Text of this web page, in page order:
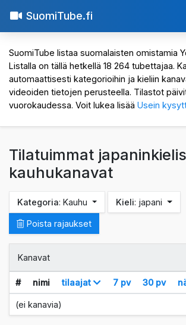
SuomiTube.fi
SuomiTube listaa suomalaisten omistamia
Listalla on tällä hetkellä 18 264 tubettajaa.
automaattisesti kategorioihin ja kieliin
videoiden tietojen perusteella. Tilastot
vuorokaudessa. Voit lukea lisää Usein
Tilatuimmat
kauhukanavat
Kategoria: Kauhu Kieli: japani
Poista rajaukset
Kanavat
# nimi tilaajat 7 pv 30 pv
(ei kanavia)